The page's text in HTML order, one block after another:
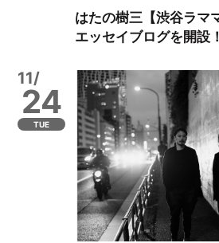
はたの樹三【渋谷ラマ
エッセイブログを開設！
11/
24
TUE